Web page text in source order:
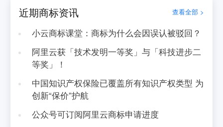
近期商标资讯 查看全部 >
小云商标课堂：商标为什么会因误认被驳回？
阿里云获「技术发明一等奖」与「科技进步二
等奖」！
中国知识产权保险已覆盖所有知识产权类型 为
创新“保价”护航
公众号可订阅阿里云商标申请进度